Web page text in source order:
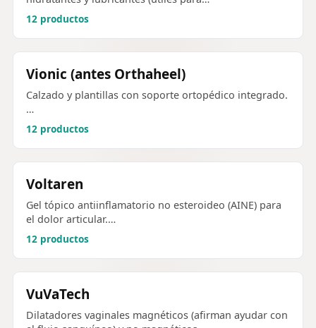
12 productos
Vionic (antes Orthaheel)
Calzado y plantillas con soporte ortopédico integrado.
…
12 productos
Voltaren
Gel tópico antiinflamatorio no esteroideo (AINE) para
el dolor articular.…
12 productos
VuVaTech
Dilatadores vaginales magnéticos (afirman ayudar con